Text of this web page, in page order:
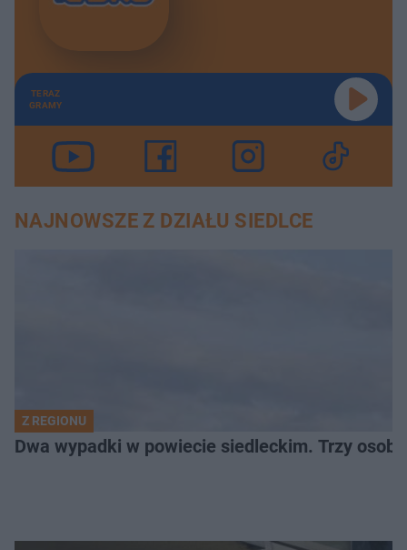
TERAZ
GRAMY
NAJNOWSZE Z DZIAŁU SIEDLCE
Z REGIONU
Dwa wypadki w powiecie siedleckim. Trzy